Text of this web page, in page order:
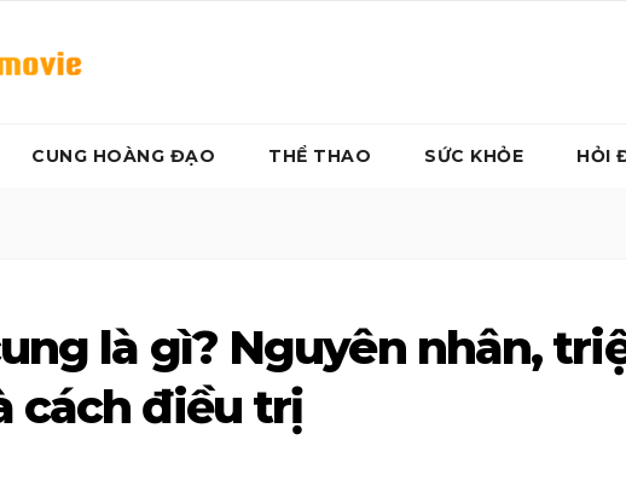
CUNG HOÀNG ĐẠO THỂ THAO SỨC KHỎE HỎI
là gì? Nguyên nhân,
cách điều trị